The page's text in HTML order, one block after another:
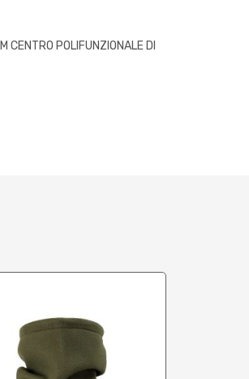
CENTRO POLIFUNZIONALE DI